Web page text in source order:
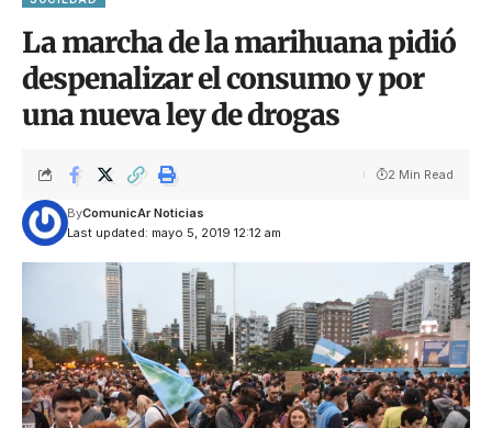
La marcha de la marihuana pidió
despenalizar el consumo y por
una nueva ley de drogas
Last updated: mayo 5, 2019 12:12 am
ByComunicAr Noticias
2 Min Read